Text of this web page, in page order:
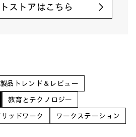
ストアはこちら
製品トレンド＆レビュー
教育とテクノロジー
ッドワーク
ワークステーション